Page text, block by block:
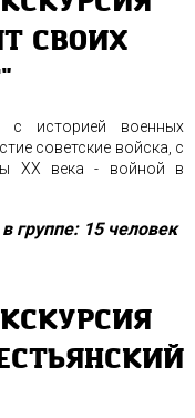
СВОИХ
с историей военных
советские войска, с
XX века - войной в
группе: 15 человек